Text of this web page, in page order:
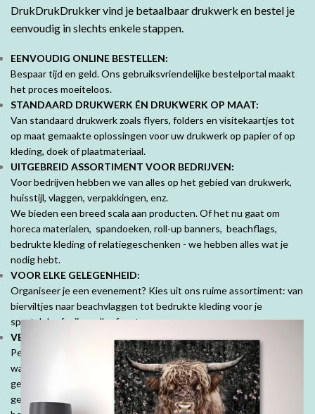
DrukDrukDrukker vind je betaalbaar drukwerk en bestel je
eenvoudig in slechts enkele stappen.
EENVOUDIG ONLINE BESTELLEN:
Bespaar tijd en geld. Ons gebruiksvriendelijke bestelportal maakt
het proces moeiteloos.
STANDAARD DRUKWERK ÉN DRUKWERK OP MAAT:
Van standaard drukwerk zoals flyers, folders en visitekaartjes tot
op maat gemaakte oplossingen voor uw drukwerk op papier of op
kleding, doek of plaatmateriaal.
UITGEBREID ASSORTIMENT VOOR BEDRIJVEN:
Voor bedrijven hebben we van alles op het gebied van drukwerk,
huisstijl, vlaggen, verpakkingen, enz.
We bieden een breed scala aan producten. Of het nu gaat om
horeca materialen, spandoeken, roll-up banners, beachflags,
bedrukte kleding of relatiegeschenken - we hebben alles wat je
nodig hebt.
VOOR ELKE GELEGENHEID:
Organiseer je een evenement? Kies uit ons ruime assortiment: van
bierviltjes naar beachvlaggen tot bedrukte kleding voor je
sportclub of vrijgezellenfeest.
VEEL MOOIE PRODUCTEN VOOR PARTICULIEREN:
Personaliseer je ruimte met mooie fotoproducten. Prachtige
wanddecoraties, fotobehang, fotoboeken, kussens en tuinposters,
geef jouw herinneringen een speciale plek. Denk ook aan
geboorte- of trouwkaarten, geboortekussens en je persoonlijk